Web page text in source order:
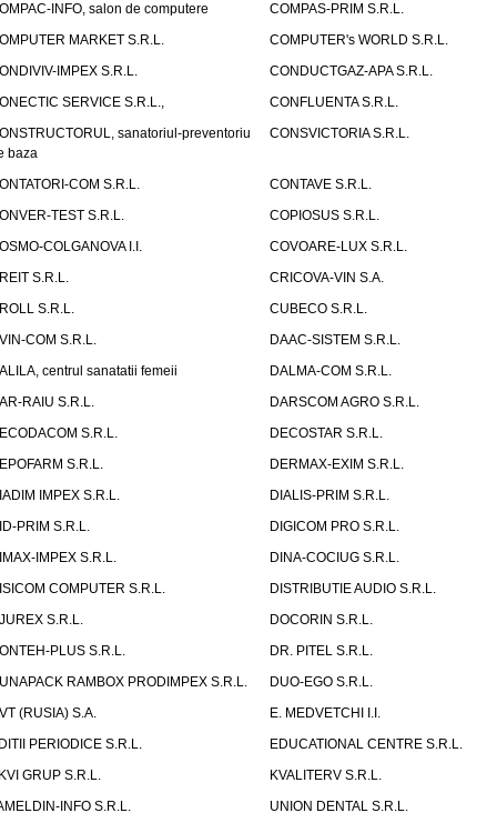
INFO, salon de computere
COMPAS-PRIM S.R.L.
MARKET S.R.L.
COMPUTER's WORLD S.R.L.
IMPEX S.R.L.
CONDUCTGAZ-APA S.R.L.
SERVICE S.R.L.,
CONFLUENTA S.R.L.
sanatoriul-preventoriu
baza
CONSVICTORIA S.R.L.
COM S.R.L.
CONTAVE S.R.L.
TEST S.R.L.
COPIOSUS S.R.L.
COLGANOVA I.I.
COVOARE-LUX S.R.L.
S.R.L.
CRICOVA-VIN S.A.
S.R.L.
CUBECO S.R.L.
COM S.R.L.
DAAC-SISTEM S.R.L.
centrul sanatatii femeii
DALMA-COM S.R.L.
RAIU S.R.L.
DARSCOM AGRO S.R.L.
S.R.L.
DECOSTAR S.R.L.
S.R.L.
DERMAX-EXIM S.R.L.
IMPEX S.R.L.
DIALIS-PRIM S.R.L.
PRIM S.R.L.
DIGICOM PRO S.R.L.
IMPEX S.R.L.
DINA-COCIUG S.R.L.
COMPUTER S.R.L.
DISTRIBUTIE AUDIO S.R.L.
S.R.L.
DOCORIN S.R.L.
PLUS S.R.L.
DR. PITEL S.R.L.
RAMBOX PRODIMPEX S.R.L.
DUO-EGO S.R.L.
(RUSIA) S.A.
E. MEDVETCHI I.I.
PERIODICE S.R.L.
EDUCATIONAL CENTRE S.R.L.
GRUP S.R.L.
KVALITERV S.R.L.
INFO S.R.L.
UNION DENTAL S.R.L.